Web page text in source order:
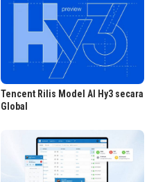
Tencent Rilis Model AI Hy3 secara
Global